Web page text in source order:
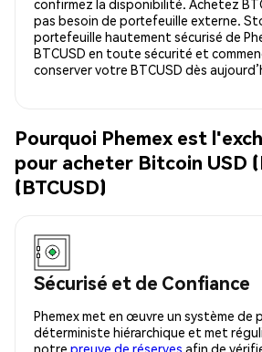
confirmez la disponibilité. Achetez
pas besoin de portefeuille externe.
portefeuille hautement sécurisé de
BTCUSD en toute sécurité et
conserver votre BTCUSD dès
Pourquoi Phemex est
pour acheter Bitcoin USD
(BTCUSD)
Sécurisé et de Confiance
Phemex met en œuvre un système de
déterministe hiérarchique et met
notre preuve de réserves afin de